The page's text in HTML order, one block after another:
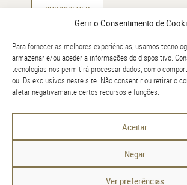
Gerir o Consentimento de
Para fornecer as melhores experiências, usamos
armazenar e/ou aceder a informações do dispositivo.
tecnologias nos permitirá processar dados, como
ou IDs exclusivos neste site. Não consentir ou retirar o
afetar negativamante certos recursos e funções.
Aceitar
Negar
Ver preferências
SUBSCREVER
CONTACTE-
220 920 830
(Chamada
info@amr.pt